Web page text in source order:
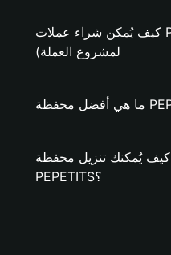
كيف يُمكن شراء عملات PEPETITS؟ (فقط
لمشروع العملة)
كيف يُمكنك تنزيل محفظة Bitget وإنشاء محفظة
PEPETITS؟